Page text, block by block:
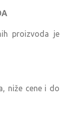
proizvoda je
niže cene i do